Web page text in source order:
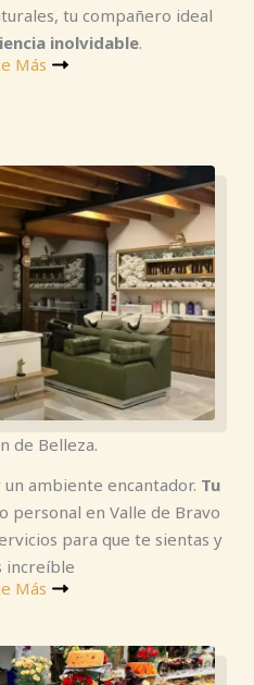
tu compañero ideal
inolvidable.
Más
de Belleza.
ambiente encantador. Tu
personal en Valle de Bravo
para que te sientas y
increíble
Más